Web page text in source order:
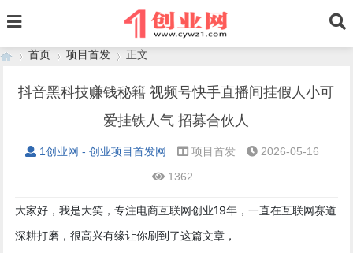
首页 项目首发
›
正文
抖音黑科技赚钱秘籍 视频号快手直播间挂假人小可
爱挂铁人气 招募合伙人
1创业网 - 创业项目首发网 项目首发
2026-05-16
1362
大家好，我是大笑，专注电商互联网创业19年，一直在互联网赛道
深耕打磨，很高兴有缘让你刷到了这篇文章，